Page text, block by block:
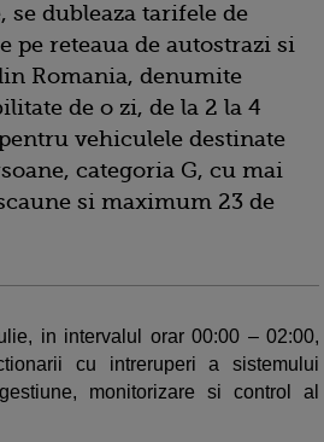
dubleaza tarifele de
pe reteaua de autostrazi si
Romania, denumite
de o zi, de la 2 la 4
vehiculele destinate
categoria G, cu mai
si maximum 23 de
in intervalul orar 00:00 – 02:00,
cu intreruperi a sistemului
monitorizare si control al